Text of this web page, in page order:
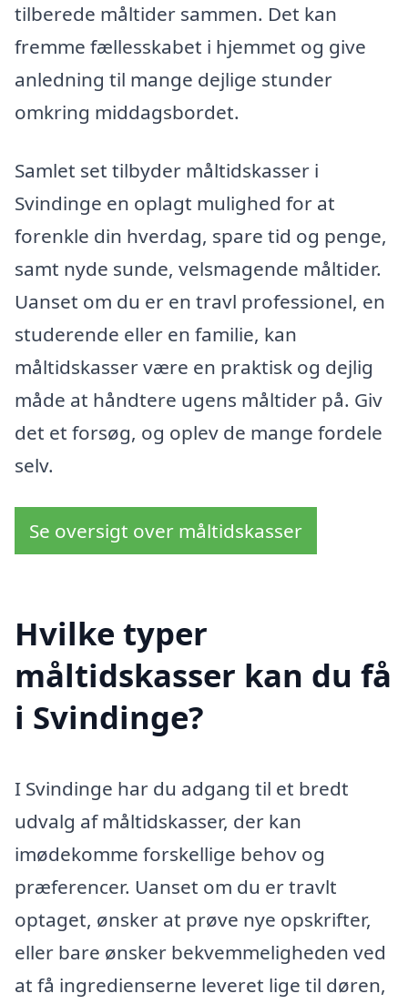
tilberede måltider sammen. Det kan
fremme fællesskabet i hjemmet og give
anledning til mange dejlige stunder
omkring middagsbordet.
Samlet set tilbyder måltidskasser i
Svindinge en oplagt mulighed for at
forenkle din hverdag, spare tid og penge,
samt nyde sunde, velsmagende måltider.
Uanset om du er en travl professionel, en
studerende eller en familie, kan
måltidskasser være en praktisk og dejlig
måde at håndtere ugens måltider på. Giv
det et forsøg, og oplev de mange fordele
selv.
Se oversigt over måltidskasser
Hvilke typer
måltidskasser kan du få
i Svindinge?
I Svindinge har du adgang til et bredt
udvalg af måltidskasser, der kan
imødekomme forskellige behov og
præferencer. Uanset om du er travlt
optaget, ønsker at prøve nye opskrifter,
eller bare ønsker bekvemmeligheden ved
at få ingredienserne leveret lige til døren,